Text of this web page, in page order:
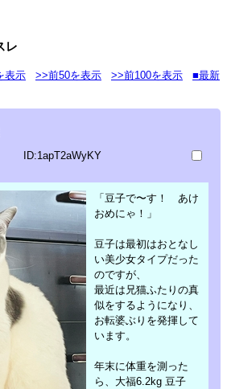
レ
表示 >>前50を表示 >>前100を表示
■最新
ID:1apT2aWyKY
「豆子で〜す！ あけ
おめにゃ！」
豆子は最初はおとなし
い美少女タイプだった
のですが、
最近は兄猫ふたりの真
似をするようになり、
お転婆ぶりを発揮して
います。
年末に体重を測った
ら、大福6.2kg 豆子